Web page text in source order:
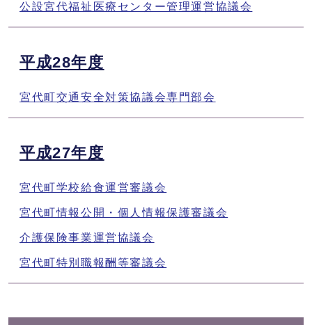
公設宮代福祉医療センター管理運営協議会
平成28年度
宮代町交通安全対策協議会専門部会
平成27年度
宮代町学校給食運営審議会
宮代町情報公開・個人情報保護審議会
介護保険事業運営協議会
宮代町特別職報酬等審議会